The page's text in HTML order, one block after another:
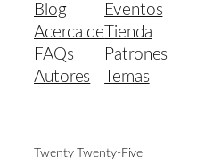
Blog
Acerca de
FAQs
Autores
Eventos
Tienda
Patrones
Temas
Twenty Twenty-Five